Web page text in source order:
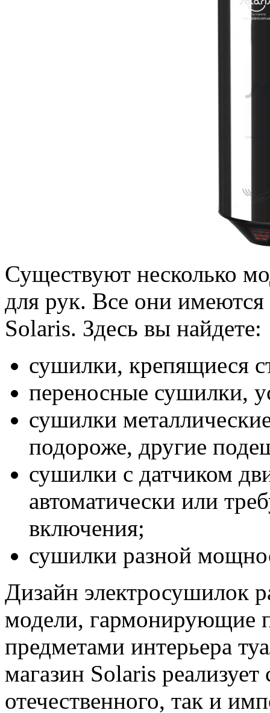
Существуют несколько
для рук. Все они имеются
Solaris. Здесь вы найдете:
сушилки, крепящиеся
переносные сушилки,
сушилки
подороже, другие
сушилки с датчиком
автоматически или
включения;
сушилки разной
Дизайн электросушилок
модели, гармонирующие
предметами интерьера
магазин Solaris
отечественного, так и